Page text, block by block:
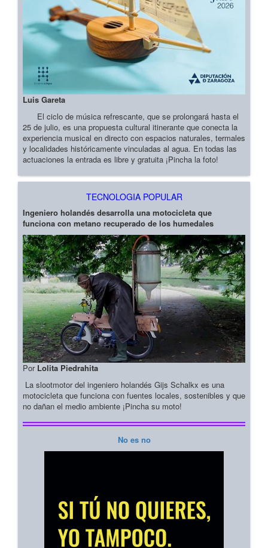
Luis Gareta
El ciclo de música refrescante, que se prolongará hasta el
25 de julio, es una propuesta cultural itinerante que conecta la
experiencia musical en directo con espacios naturales, termales
y localidades históricamente vinculadas al agua. En todas las
actuaciones la entrada es libre y gratuita ¡Pincha la foto!
TECNOLOGIA POPULAR
Ingeniero holandés desarrolla una motocicleta que
funciona con metano recuperado de los humedales
Por Lolita Piedrahita
La slootmotor del ingeniero holandés Gijs Schalkx es una
motocicleta que funciona con fuentes locales, sostenibles y que
no dañan el medio ambiente ¡Pincha su moto!
No es no